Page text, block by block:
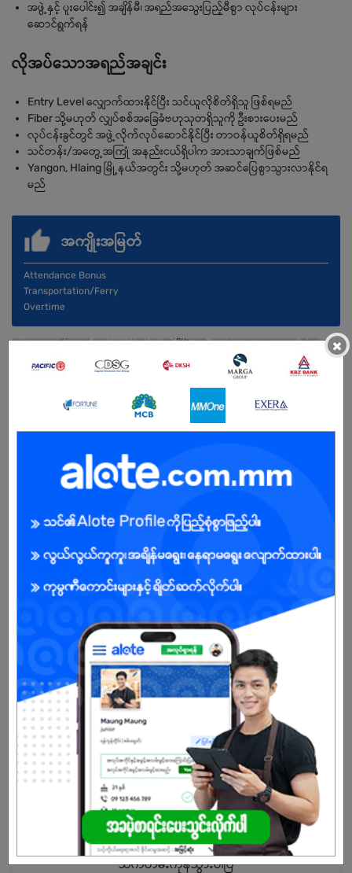
အဖွဲ့နှင့် ပူးပေါင်း၍ အချိန်မီ၊ အရည်အသွေးပြည့်မီစွာ လုပ်ငန်းများ
ဆောင်ရွက်ရန်
လိုအပ်သောအရည်အချင်း
Entry Level လျှောက်ထားနိုင်ပြီး သင်ယူလိုစိတ်ရှိသူ ဖြစ်ရမည်
Fiber သို့မဟုတ် လျှပ်စစ်အခြေခံဗဟုသုတရှိသူကို ဦးစားပေးမည်
လုပ်ငန်းခွင်တွင် အဖွဲ့လိုက်လုပ်ဆောင်နိုင်ပြီး တာဝန်ယူစိတ်ရှိရမည်
သင်တန်း/အတွေ့အကြုံ အနည်းငယ်ရှိပါက အားသာချက်ဖြစ်မည်
Yangon, Hlaing မြို့နယ်အတွင်း သို့မဟုတ် အဆင်ပြေစွာသွားလာနိုင်ရ
မည်
အကျိုးအမြတ်
Attendance Bonus
Transportation/Ferry
Overtime
အခွင့်အရေးရှိသူ : ကျား
Global Technology Group သည် လူငယ်စွန့်ဦးတီထွင်သူ သုံးဦးဖြင့်
ဦးဆောင်သော Telecom, Media and Technology (TMT) ကဏ္ဍတွင်
သွက်လက်တက်ကြွစွာ လုပ်ဆောင်နေသည့် နှစ် 20 တိုင်သည့် အတွေ့အကြုံ
များဖြင့် ဖွဲ့စည်းထားသည့် အဖွဲ့အစည်းဖြစ်သည်။ Global Technology
Group သည် Myanmar Employer Awards (MEA) 2019၊2020 ဆုရှင်၊
2020၊ 2022 တွင် မြန်မာနိုင်ငံတွင် အလုပ်လုပ်ကိုင်ရန် အကောင်းဆုံး ကုမ္ပဏီ
ဆုရှင်၊ 5BB Broadband ဟု လူသိများသော အမြန်ဆုံး ISP ၏ Home of
Award ရရှိထားသော Home of the Awards, Myanmar's No. GlobalNet
အမှတ်တံဆိပ်နှင့် The Asian Telecom Awards 2023 မှာ The Asian
Telecom Awards 2023 1 အွန်လိုင်း streaming အက်ပ်နှင့် အွန်လိုင်း
ဖျော်ဖြေရေးပလပ်ဖောင်း 1 ခု ဖြစ်ပါတယ်။
သက်တမ်းကုန်သွားပါပြီ
×